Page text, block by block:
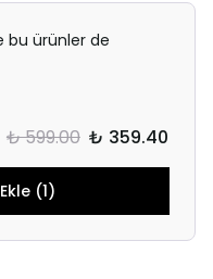
bu ürünler de
₺ 599.00 ₺ 359.40
(1)